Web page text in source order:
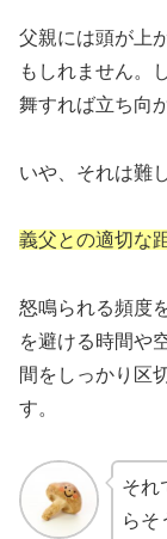
父親には頭が上
もしれません。
舞すれば立ち向
いや、それは難
義父との適切な
怒鳴られる頻度
を避ける時間や
間をしっかり区
す。
それ
らそ